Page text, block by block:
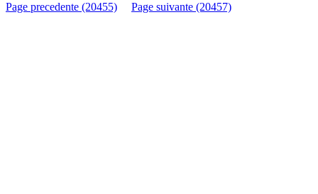
Page precedente (20455) Page suivante (20457)